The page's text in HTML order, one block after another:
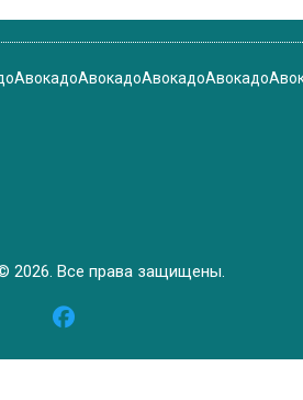
АвокадоАвокадоАвокадоАвокадо
2026. Все права защищены.